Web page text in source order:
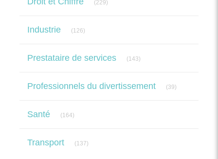
(229)
Industrie (126)
Prestataire de services (143)
Professionnels du divertissement (39)
Santé (164)
Transport (137)